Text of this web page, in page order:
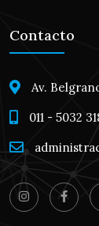
Contacto
Av.
011 - 5032